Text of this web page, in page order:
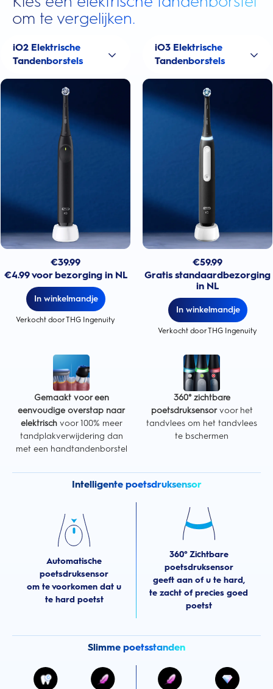
om te vergelijken.
iO2 Elektrische
Tandenborstels
€39.99
€4.99 voor bezorging in NL
In winkelmandje
Verkocht door THG Ingenuity
iO3 Elektrische
Tandenborstels
€59.99
Gratis standaardbezorging
in NL
In winkelmandje
Verkocht door THG Ingenuity
Gemaakt voor een
eenvoudige overstap naar
elektrischvoor 100% meer
tandplakverwijdering dan
met een handtandenborstel
360° zichtbare
poetsdruksensorvoor het
tandvlees om het tandvlees
te bschermen
Intelligente poetsdruksensor
Automatische
poetsdruksensor
om te voorkomen dat u
te hard poetst
360° Zichtbare
poetsdruksensor
geeft aan of u te hard,
te zacht of precies goed
poetst
Slimme poetsstanden